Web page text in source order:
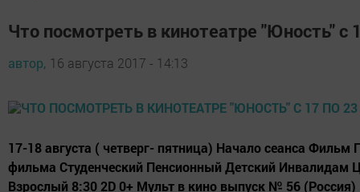
Что посмотреть в кинотеатре "Юность" с
автор, 16 августа 2017 - 14:13
17-18 августа ( четверг- пятница) Начало сеанса Фильм
фильма Студенческий Пенсионный Детский Инвалидам
Взрослый 8:30 2D 0+ Мульт в кино выпуск № 56